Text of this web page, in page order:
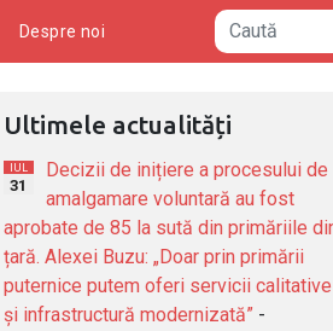
Despre noi
Ultimele actualități
IUL
31
Decizii de inițiere a procesului de
amalgamare voluntară au fost
aprobate de 85 la sută din primăriile
țară. Alexei Buzu: „Doar prin primării
puternice putem oferi servicii calitative
și infrastructură modernizată” -